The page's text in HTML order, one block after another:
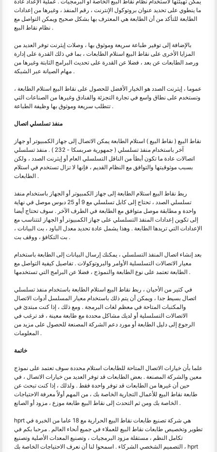
ما ينطوي على تحديد عنوان بروتوكول الإنترنت ، رقم المنفذ ، وغيرها من إعدادات
الطابعة للتأكد من أن الطابعة هي المعترف بها بشكل صحيح ويمكن التواصل مع
نظام نقاط البيع .
بالإضافة إلى توفير طباعة سريعة وموثوق بها ، وصلات إيثرنت توفر العديد من
المزايا الأخرى على نقاط البيع استلام الطابعات ، بما في ذلك القدرة على إدارة
ورصد الطابعات عن بعد ، فضلا عن القدرة على تحديث البرامج الثابتة وغيرها من
مهام الصيانة عبر الشبكة .
عموما ، إيثرنت الصدد هو الخيار الأفضل للحصول على نقاط البيع استلام الطابعة ،
وتستخدم على نطاق واسع في تجارة التجزئة والفنادق وغيرها من الصناعات التي
تتطلب سريعة وموثوق بها وظيفة الطباعة .
منفذ تسلسلي اتصال
نقاط البيع ( نقاط البيع ) استلام الطابعة يمكن الاتصال إلى جهاز الكمبيوتر أو جهاز
آخر باستخدام منفذ تسلسلي ( جمهورية صربسكا - 232 ) . منفذ تسلسلي
اتصالات عادة ما تكون أبطأ من الناقل التسلسلي العام أو إيثرنت الصدد ، ولكن
بسبب موثوقيتها والتوافق مع النظام القديم ، فإنها لا تزال تستخدم في استلام
الطابعات .
ربط نقاط البيع استلام الطابعة إلى جهاز الكمبيوتر أو الجهاز باستخدام منفذ
تسلسلي الصدد ، تحتاج إلى كابل تسلسلي مع 9 أو 25 دبوس موصل في نهاية
واحدة و مطابقة موصل متوافق مع الطابعة في الطرف الآخر . سوف تحتاج أيضا
إلى تكوين إعدادات المنفذ التسلسلي على جهاز الكمبيوتر أو الجهاز لتتناسب مع
الإعدادات التي تريدها الطابعة . وهذا يشمل عادة تحديد معدل الباود ، بت البيانات ،
بت التكافؤ ، ووقف بت .
بعد إنشاء اتصال المنفذ التسلسلي ، يمكنك إرسال البيانات إلى الطابعة باستخدام
معيار الاتصالات التسلسلية الأوامر والبروتوكولات . تفاصيل كيفية التواصل مع
الطابعة تعتمد على نوع الطابعة والنموذج ، فضلا عن البرامج التي تستخدمها .
في كثير من الأحيان ، ربط نقاط البيع استلام الطابعة باستخدام منفذ تسلسلي
اتصال بسيط جدا ، ويمكن أن يتم ذلك باستخدام معيار المسلسل أدوات الاتصال
والمكتبات المتاحة في معظم لغات البرمجة . ومع ذلك ، إذا كنت مبتدئ في
الاتصالات التسلسلية أو لديك مشاكل محددة مع طابعة معينة ، قد ترغب في
الرجوع إلى دليل الطابعة أو مورد دعم الشركة المصنعة للحصول على مزيد من
المعلومات .
خاتمة
علما بأن خيارات الاتصال المتاحة للطابعات استلام محددة سوف تعتمد على نموذج
معين والشركة المصنعة . بعض الطابعات قد توفر العديد من خيارات الاتصال ، في
حين أن غيرها من الطابعات قد توفر واحدة فقط . ولذلك ، إذا كنت تبحث عن
طابعة نقاط البيع للأعمال التجارية الخاصة بك ، من المهم أولاً معرفة الاحتياجات
الخاصة بك ومن ثم التحدث إلى نقاط البيع طابعة موزع ، مزود أو الصانع .
hprt هي شركة تصنيع طابعات نقاط البيع الحرارية مع 18 عاما من الخبرة في
تطوير وتخصيص طابعات نقاط البيع للعملاء في جميع أنحاء العالم . مرحبا بكم في
تكامل النظم ، مستقلة مزود البرمجيات ، وتصنيع المعدات الأصلية وتصنيع
التصميم الشخصي الشركاء . اسمحوا لنا أن نعرف الاحتياجات الخاصة بك ، hprt